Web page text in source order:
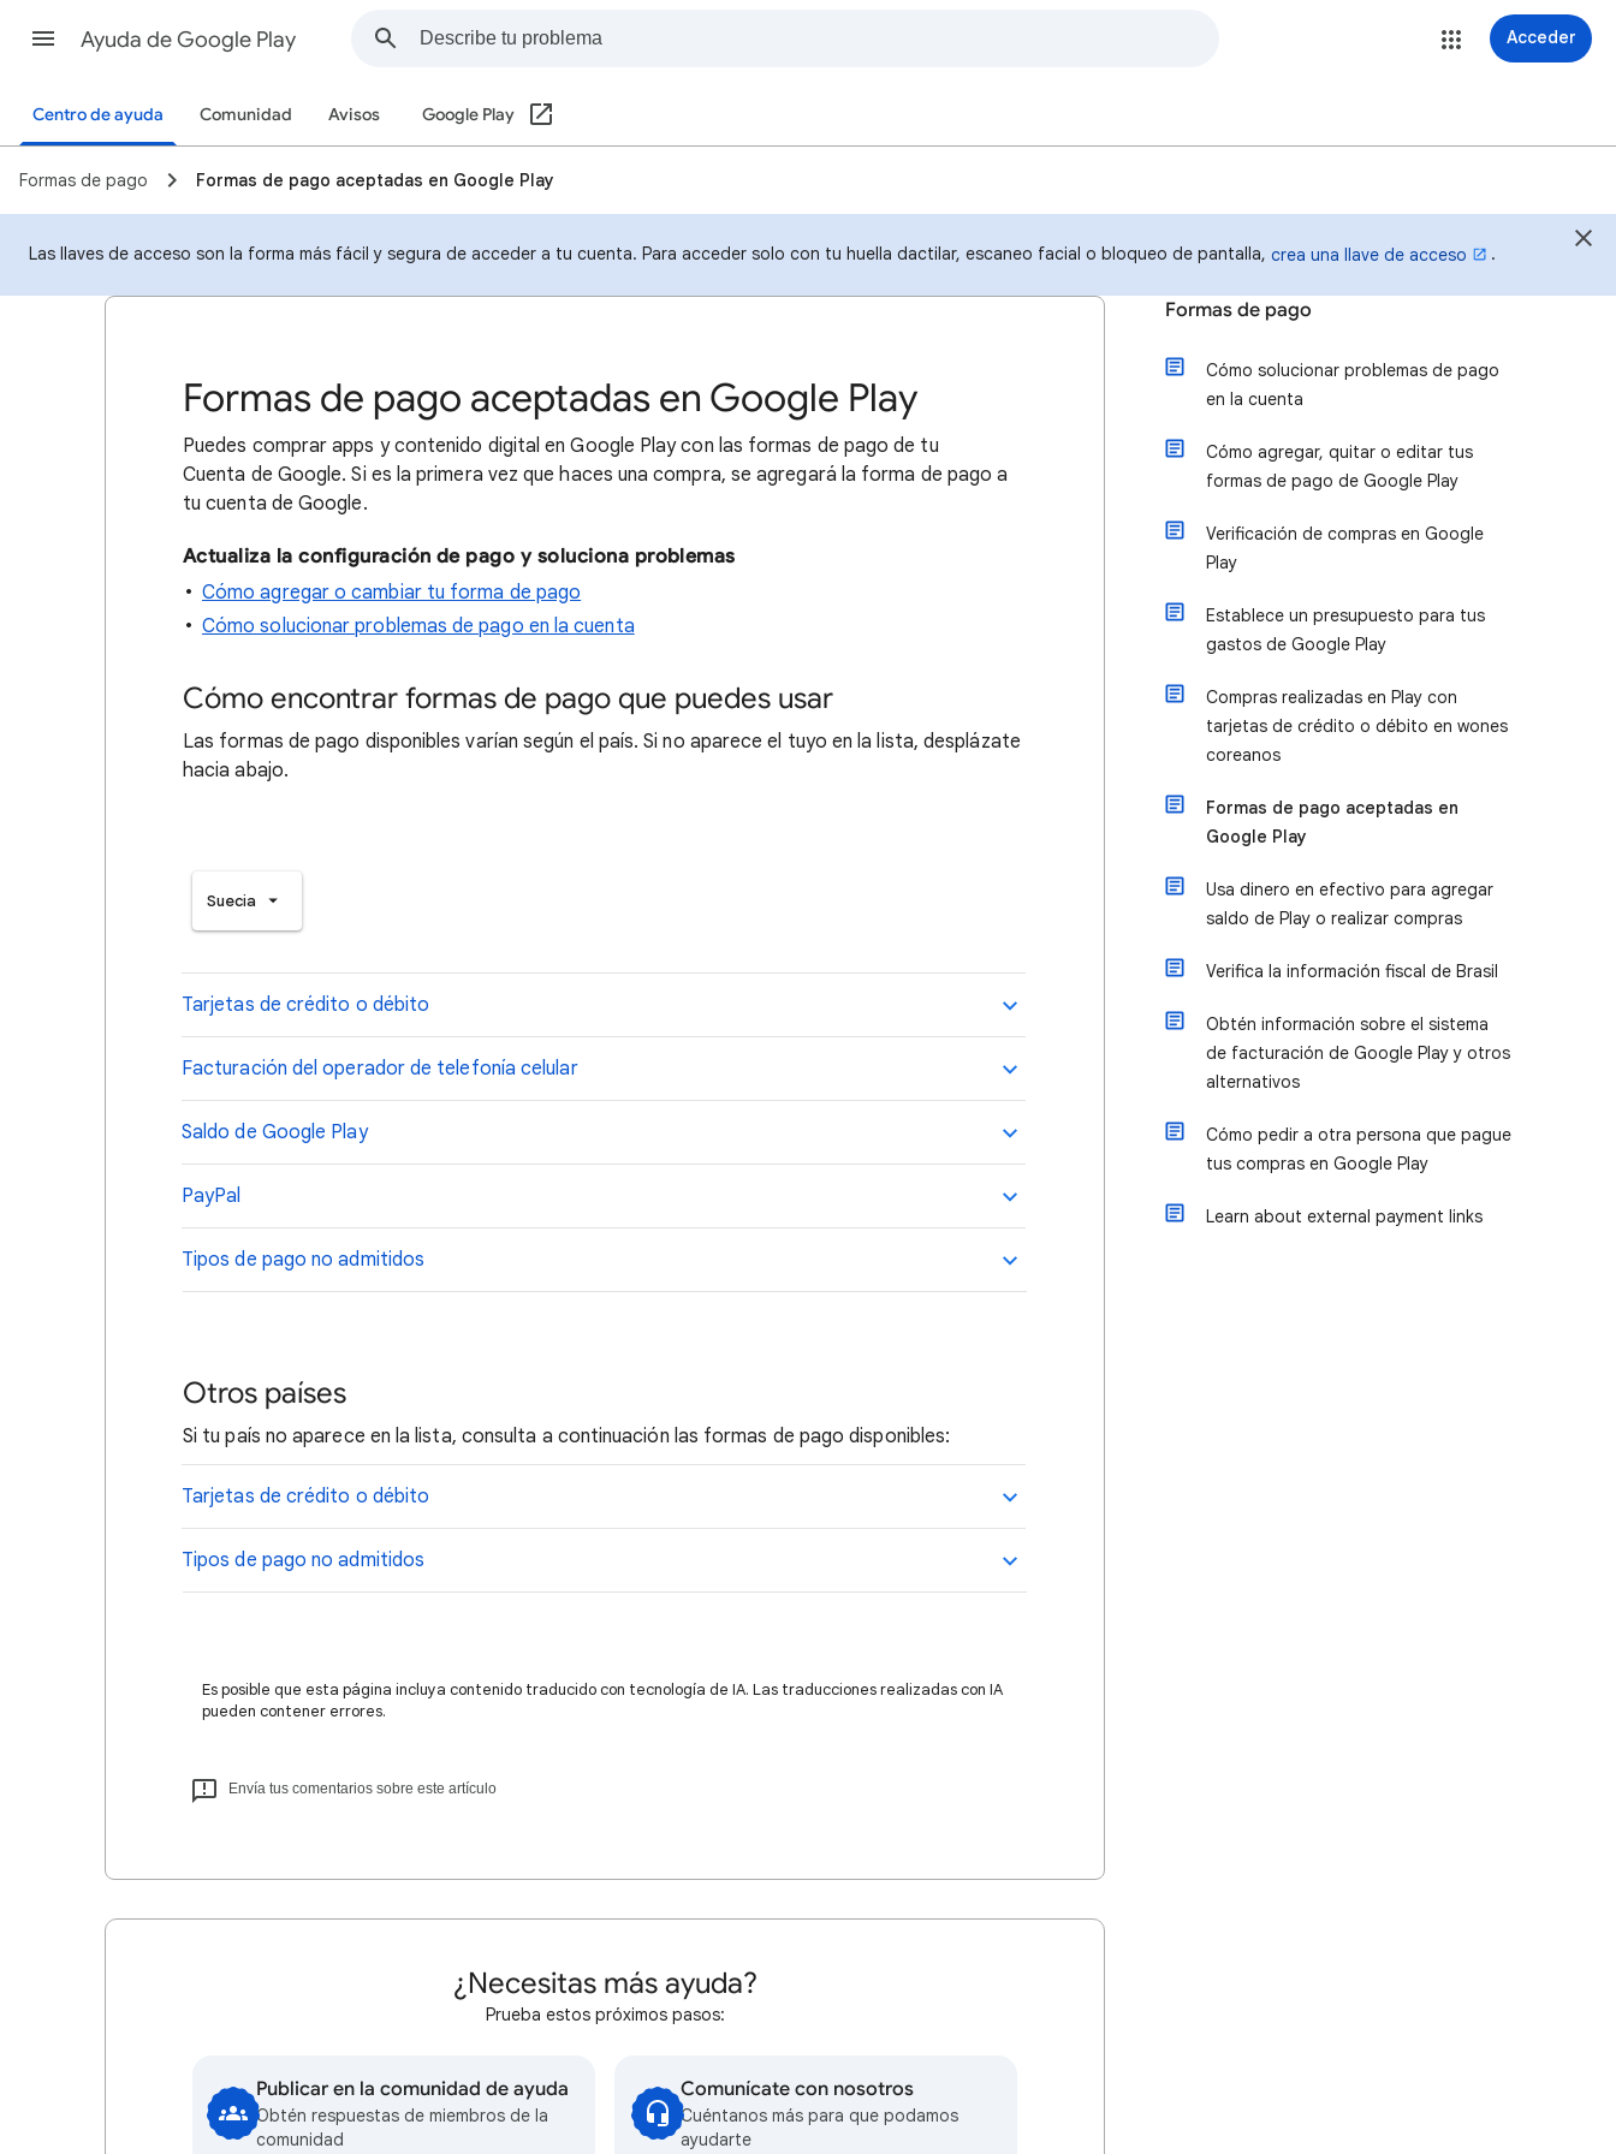
Ayuda de Google Play Acceder
Centro de ayuda Comunidad Avisos Google Play
Formas de pago Formas de pago aceptadas en Google Play
Las llaves de acceso son la forma más fácil y segura de acceder a tu cuenta. Para acceder solo con tu huella dactilar, escaneo facial o bloqueo de pantalla, crea una llave de acceso .
Formas de pago aceptadas en Google Play
Puedes comprar apps y contenido digital en Google Play con las formas de pago de tu
Cuenta de Google. Si es la primera vez que haces una compra, se agregará la forma de pago a
tu cuenta de Google.
Actualiza la configuración de pago y soluciona problemas
Cómo agregar o cambiar tu forma de pago
Cómo solucionar problemas de pago en la cuenta
Cómo encontrar formas de pago que puedes usar
Las formas de pago disponibles varían según el país. Si no aparece el tuyo en la lista, desplázate
hacia abajo.
Suecia
Tarjetas de crédito o débito
Facturación del operador de telefonía celular
Saldo de Google Play
PayPal
Tipos de pago no admitidos
Otros países
Si tu país no aparece en la lista, consulta a continuación las formas de pago disponibles:
Tarjetas de crédito o débito
Tipos de pago no admitidos
Es posible que esta página incluya contenido traducido con tecnología de IA. Las traducciones realizadas con IA
pueden contener errores.
Envía tus comentarios sobre este artículo
¿Necesitas más ayuda?
Prueba estos próximos pasos:
Publicar en la comunidad de ayuda
Obtén respuestas de miembros de la
comunidad
Comunícate con nosotros
Cuéntanos más para que podamos
ayudarte
Formas de pago
Cómo solucionar problemas de pago
en la cuenta
Cómo agregar, quitar o editar tus
formas de pago de Google Play
Verificación de compras en Google
Play
Establece un presupuesto para tus
gastos de Google Play
Compras realizadas en Play con
tarjetas de crédito o débito en wones
coreanos
Formas de pago aceptadas en
Google Play
Usa dinero en efectivo para agregar
saldo de Play o realizar compras
Verifica la información fiscal de Brasil
Obtén información sobre el sistema
de facturación de Google Play y otros
alternativos
Cómo pedir a otra persona que pague
tus compras en Google Play
Learn about external payment links